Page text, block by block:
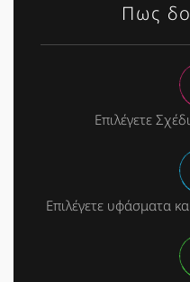
Πως
Επιλέγετε
Επιλέγετε υφάσματα